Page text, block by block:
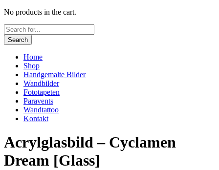
No products in the cart.
Search
Home
Shop
Handgemalte Bilder
Wandbilder
Fototapeten
Paravents
Wandtattoo
Kontakt
Acrylglasbild – Cyclamen
Dream [Glass]